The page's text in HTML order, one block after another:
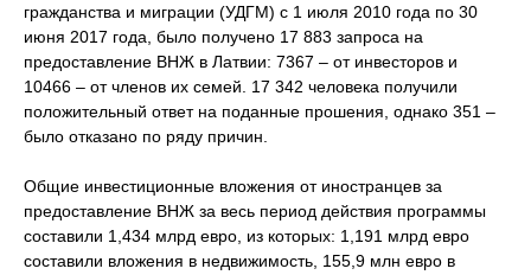
гражданства и миграции (УДГМ) с 1 июля 2010 года по 30
июня 2017 года, было получено 17 883 запроса на
предоставление ВНЖ в Латвии: 7367 – от инвесторов и
10466 – от членов их семей. 17 342 человека получили
положительный ответ на поданные прошения, однако 351 –
было отказано по ряду причин.
Общие инвестиционные вложения от иностранцев за
предоставление ВНЖ за весь период действия программы
составили 1,434 млрд евро, из которых: 1,191 млрд евро
составили вложения в недвижимость, 155,9 млн евро в